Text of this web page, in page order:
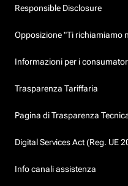
Responsible Disclosure
Opposizione "Ti richiamiamo
Informazioni per i
Trasparenza Tariffaria
Pagina di Trasparenza
Digital Services Act (Reg. UE
Info canali assistenza